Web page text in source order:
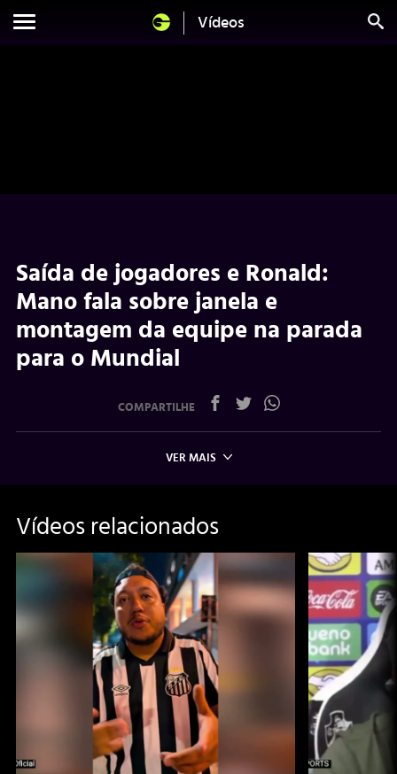
Vídeos
Saída de jogadores e Ronald:
Mano fala sobre janela e
montagem da equipe na parada
para o Mundial
COMPARTILHE
VER MAIS
Vídeos relacionados